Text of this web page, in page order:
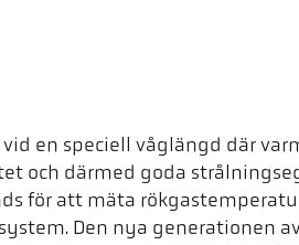
en speciell våglängd där
och därmed goda
för att mäta
Den nya generationen